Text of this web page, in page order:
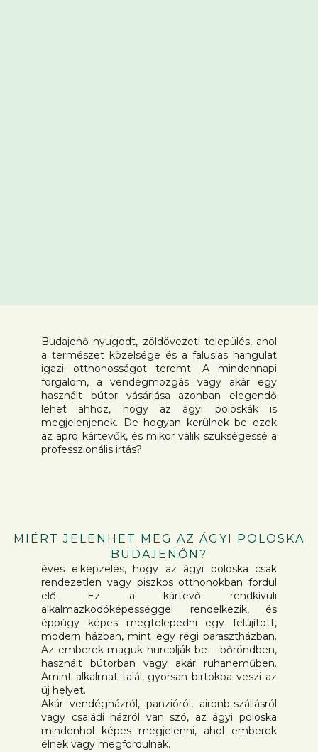
Budajenő nyugodt, zöldövezeti település, ahol
a természet közelsége és a falusias hangulat
igazi otthonosságot teremt. A mindennapi
forgalom, a vendégmozgás vagy akár egy
használt bútor vásárlása azonban elegendő
lehet ahhoz, hogy az ágyi poloskák is
megjelenjenek. De hogyan kerülnek be ezek
az apró kártevők, és mikor válik szükségessé a
professzionális irtás?
MIÉRT JELENHET MEG AZ ÁGYI POLOSKA
BUDAJENŐN?
éves elképzelés, hogy az ágyi poloska csak
rendezetlen vagy piszkos otthonokban fordul
elő. Ez a kártevő rendkívüli
alkalmazkodóképességgel rendelkezik, és
éppúgy képes megtelepedni egy felújított,
modern házban, mint egy régi parasztházban.
Az emberek maguk hurcolják be – bőröndben,
használt bútorban vagy akár ruhaneműben.
Amint alkalmat talál, gyorsan birtokba veszi az
új helyet.
Akár vendégházról, panzióról, airbnb-szállásról
vagy családi házról van szó, az ágyi poloska
mindenhol képes megjelenni, ahol emberek
élnek vagy megfordulnak.